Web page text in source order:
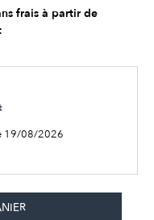
frais à partir de
19/08/2026